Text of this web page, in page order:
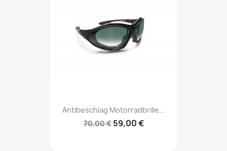
Antibeschlag Motorradbrille...
70,00 € 59,00 €